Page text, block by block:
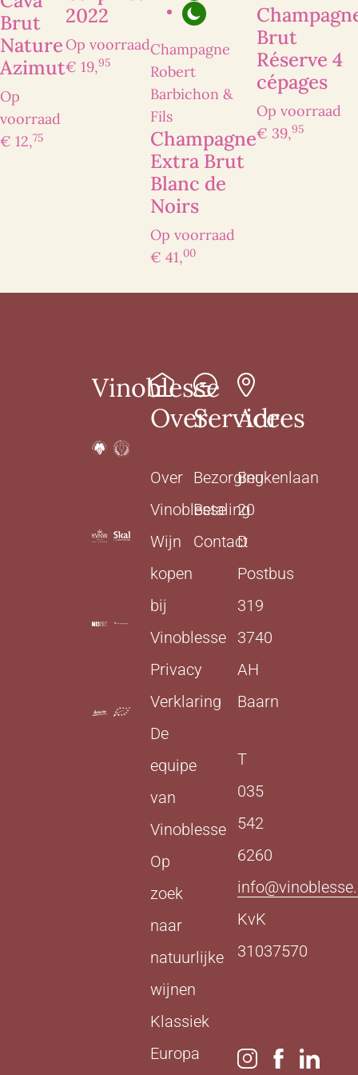
Brut
Nature
Azimut
Op
voorraad
€ 12,75
2022
Op voorraad
€ 19,95
Champagne
Robert
Barbichon &
Fils
Champagne
Extra Brut
Blanc de
Noirs
Op voorraad
€ 41,00
Brut
Réserve 4
cépages
Op voorraad
€ 39,95
Vinoblesse
Over
Over
Vinoblesse
Wijn
kopen
bij
Vinoblesse
Privacy
Verklaring
De
equipe
van
Vinoblesse
Op
zoek
naar
natuurlijke
wijnen
Klassiek
Europa
Service
Bezorging
Betaling
Contact
Adres
Beukenlaan
20
D
Postbus
319
3740
AH
Baarn
T
035
542
6260
KvK
31037570